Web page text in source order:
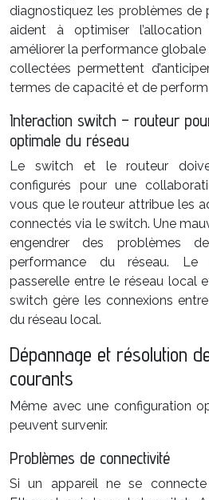
diagnostiquez les problèmes de
aident à optimiser
améliorer la performance globale
collectées permettent
termes de capacité et de
Interaction switch – routeur
optimale du réseau
Le switch et le routeur
configurés pour une
vous que le routeur attribue les
connectés via le switch. Une
engendrer des problèmes
performance du réseau.
passerelle entre le réseau local
switch gère les connexions
du réseau local.
Dépannage et résolution
courants
Même avec une configuration
peuvent survenir.
Problèmes de connectivité
Si un appareil ne se